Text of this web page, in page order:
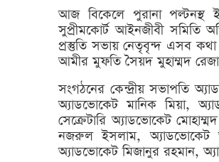
আজ বিকেলে পুরানা পল্টনস্থ
সুপ্রীমকোর্ট আইনজীবী সমিতি
প্রস্তুতি সভায় নেতৃবৃন্দ এসব কথা
আমীর মুফতি সৈয়দ মুহাম্মদ
সংগঠনের কেন্দ্রীয় সভাপতি
অ্যাডভোকেট মানিক মিয়া,
সেক্রেটারি অ্যাডভোকেট
নজরুল ইসলাম, অ্যাডভোকেট
অ্যাডভোকেট মিজানুর রহমান,